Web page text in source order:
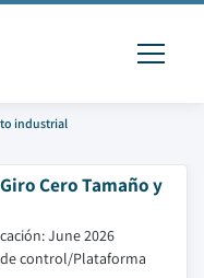
industrial
Cero Tamaño y
June 2026
control/Plataforma